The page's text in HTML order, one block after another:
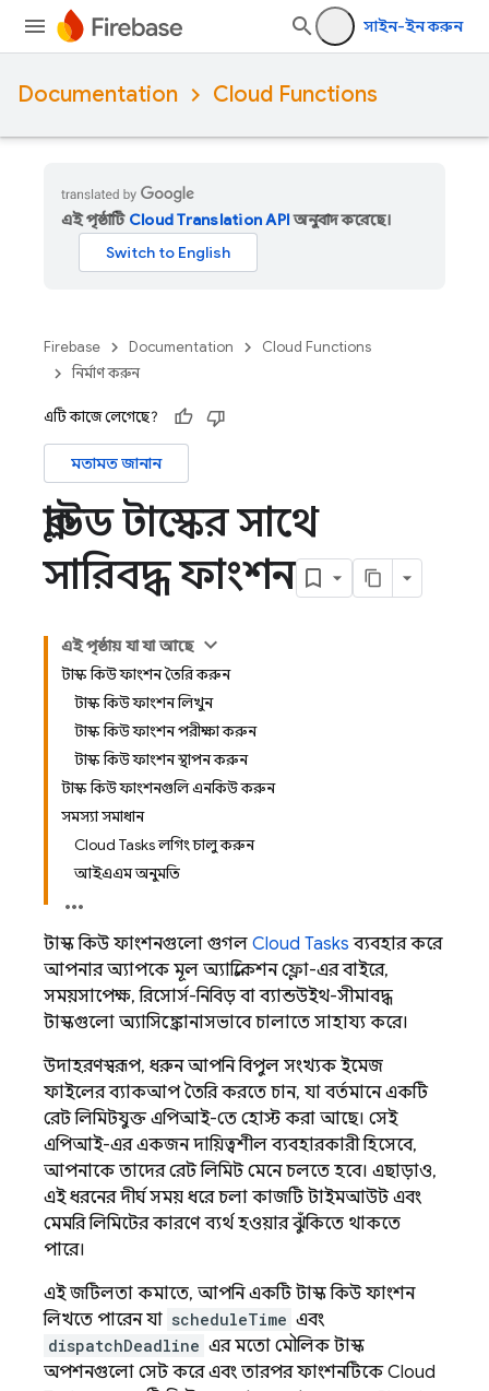
সাইন-ইন করুন
Documentation Cloud Functions
এই পৃষ্ঠাটি Cloud Translation APIঅনুবাদ করেছে।
Firebase Documentation
Cloud Functions
নির্মাণ করুন
এটি কাজে লেগেছে?
মতামত জানান
ক্লাউড টাস্কের সাথে
সারিবদ্ধ ফাংশন
এই পৃষ্ঠায় যা যা আছে
টাস্ক কিউ ফাংশন তৈরি করুন
টাস্ক কিউ ফাংশন লিখুন
টাস্ক কিউ ফাংশন পরীক্ষা করুন
টাস্ক কিউ ফাংশন স্থাপন করুন
টাস্ক কিউ ফাংশনগুলি এনকিউ করুন
সমস্যা সমাধান
Cloud Tasks লগিং চালু করুন
আইএএম অনুমতি
টাস্ক কিউ ফাংশনগুলো গুগল Cloud Tasks ব্যবহার করে
আপনার অ্যাপকে মূল অ্যাপ্লিকেশন ফ্লো-এর বাইরে,
সময়সাপেক্ষ, রিসোর্স-নিবিড় বা ব্যান্ডউইথ-সীমাবদ্ধ
টাস্কগুলো অ্যাসিঙ্ক্রোনাসভাবে চালাতে সাহায্য করে।
উদাহরণস্বরূপ, ধরুন আপনি বিপুল সংখ্যক ইমেজ
ফাইলের ব্যাকআপ তৈরি করতে চান, যা বর্তমানে একটি
রেট লিমিটযুক্ত এপিআই-তে হোস্ট করা আছে। সেই
এপিআই-এর একজন দায়িত্বশীল ব্যবহারকারী হিসেবে,
আপনাকে তাদের রেট লিমিট মেনে চলতে হবে। এছাড়াও,
এই ধরনের দীর্ঘ সময় ধরে চলা কাজটি টাইমআউট এবং
মেমরি লিমিটের কারণে ব্যর্থ হওয়ার ঝুঁকিতে থাকতে
পারে।
এই জটিলতা কমাতে, আপনি একটি টাস্ক কিউ ফাংশন
লিখতে পারেন যা scheduleTime এবং
dispatchDeadline এর মতো মৌলিক টাস্ক
অপশনগুলো সেট করে এবং তারপর ফাংশনটিকেCloud